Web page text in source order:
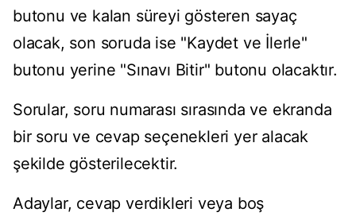
butonu ve kalan süreyi gösteren sayaç
olacak, son soruda ise "Kaydet ve İlerle"
butonu yerine "Sınavı Bitir" butonu olacaktır.
Sorular, soru numarası sırasında ve ekranda
bir soru ve cevap seçenekleri yer alacak
şekilde gösterilecektir.
Adaylar, cevap verdikleri veya boş